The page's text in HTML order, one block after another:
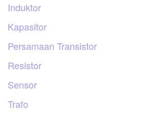
Induktor
Kapasitor
Persamaan Transistor
Resistor
Sensor
Trafo